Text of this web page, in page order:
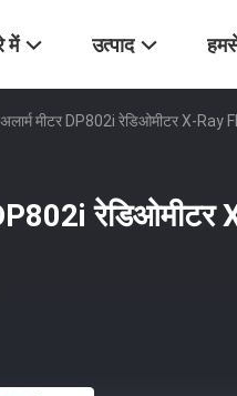
में उत्पाद
मीटर DP802i रेडिओमीटर X-